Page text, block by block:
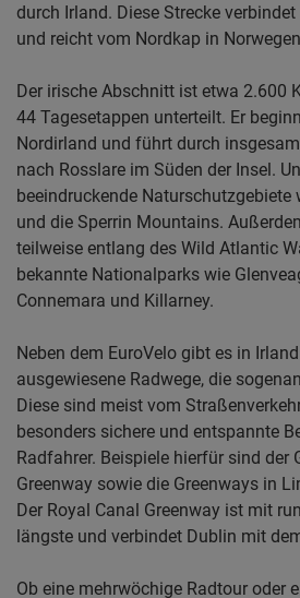
durch Irland. Diese Strecke
und reicht vom Nordkap in
Der irische Abschnitt ist etwa 2.600
44 Tagesetappen unterteilt. Er
Nordirland und führt durch
nach Rosslare im Süden der Insel.
beeindruckende Naturschutzgebiete
und die Sperrin Mountains.
teilweise entlang des Wild Atlantic
bekannte Nationalparks wie
Connemara und Killarney.
Neben dem EuroVelo gibt es in
ausgewiesene Radwege, die
Diese sind meist vom
besonders sichere und entspannte
Radfahrer. Beispiele hierfür sind der
Greenway sowie die Greenways in
Der Royal Canal Greenway ist mit
längste und verbindet Dublin mit
Ob eine mehrwöchige Radtour oder